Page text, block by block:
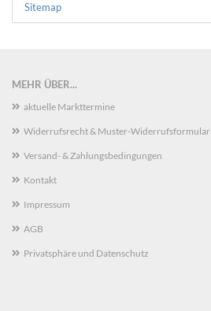
Sitemap
MEHR ÜBER...
aktuelle Markttermine
Widerrufsrecht & Muster-Widerrufsformular
Versand- & Zahlungsbedingungen
Kontakt
Impressum
AGB
Privatsphäre und Datenschutz